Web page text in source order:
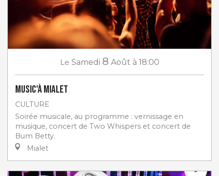
Le Samedi 8 Août à 18:00
Music'à Mialet
CULTURE
Soirée musicale, au programme : vernissage en
musique, concert de Two Whispers et concert de
Bum Betty.
Mialet